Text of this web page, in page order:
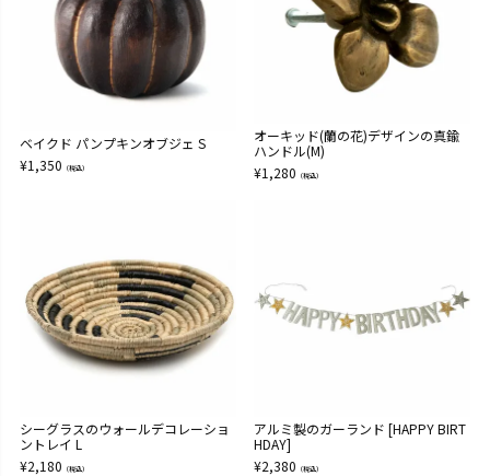
ベイクド パンプキンオブジェ S
¥1,350 （税込）
オーキッド(蘭の花)デザインの真鍮
ハンドル(M)
¥1,280 （税込）
シーグラスのウォールデコレーショ
ントレイ L
¥2,180 （税込）
アルミ製のガーランド [HAPPY BIRT
HDAY]
¥2,380 （税込）